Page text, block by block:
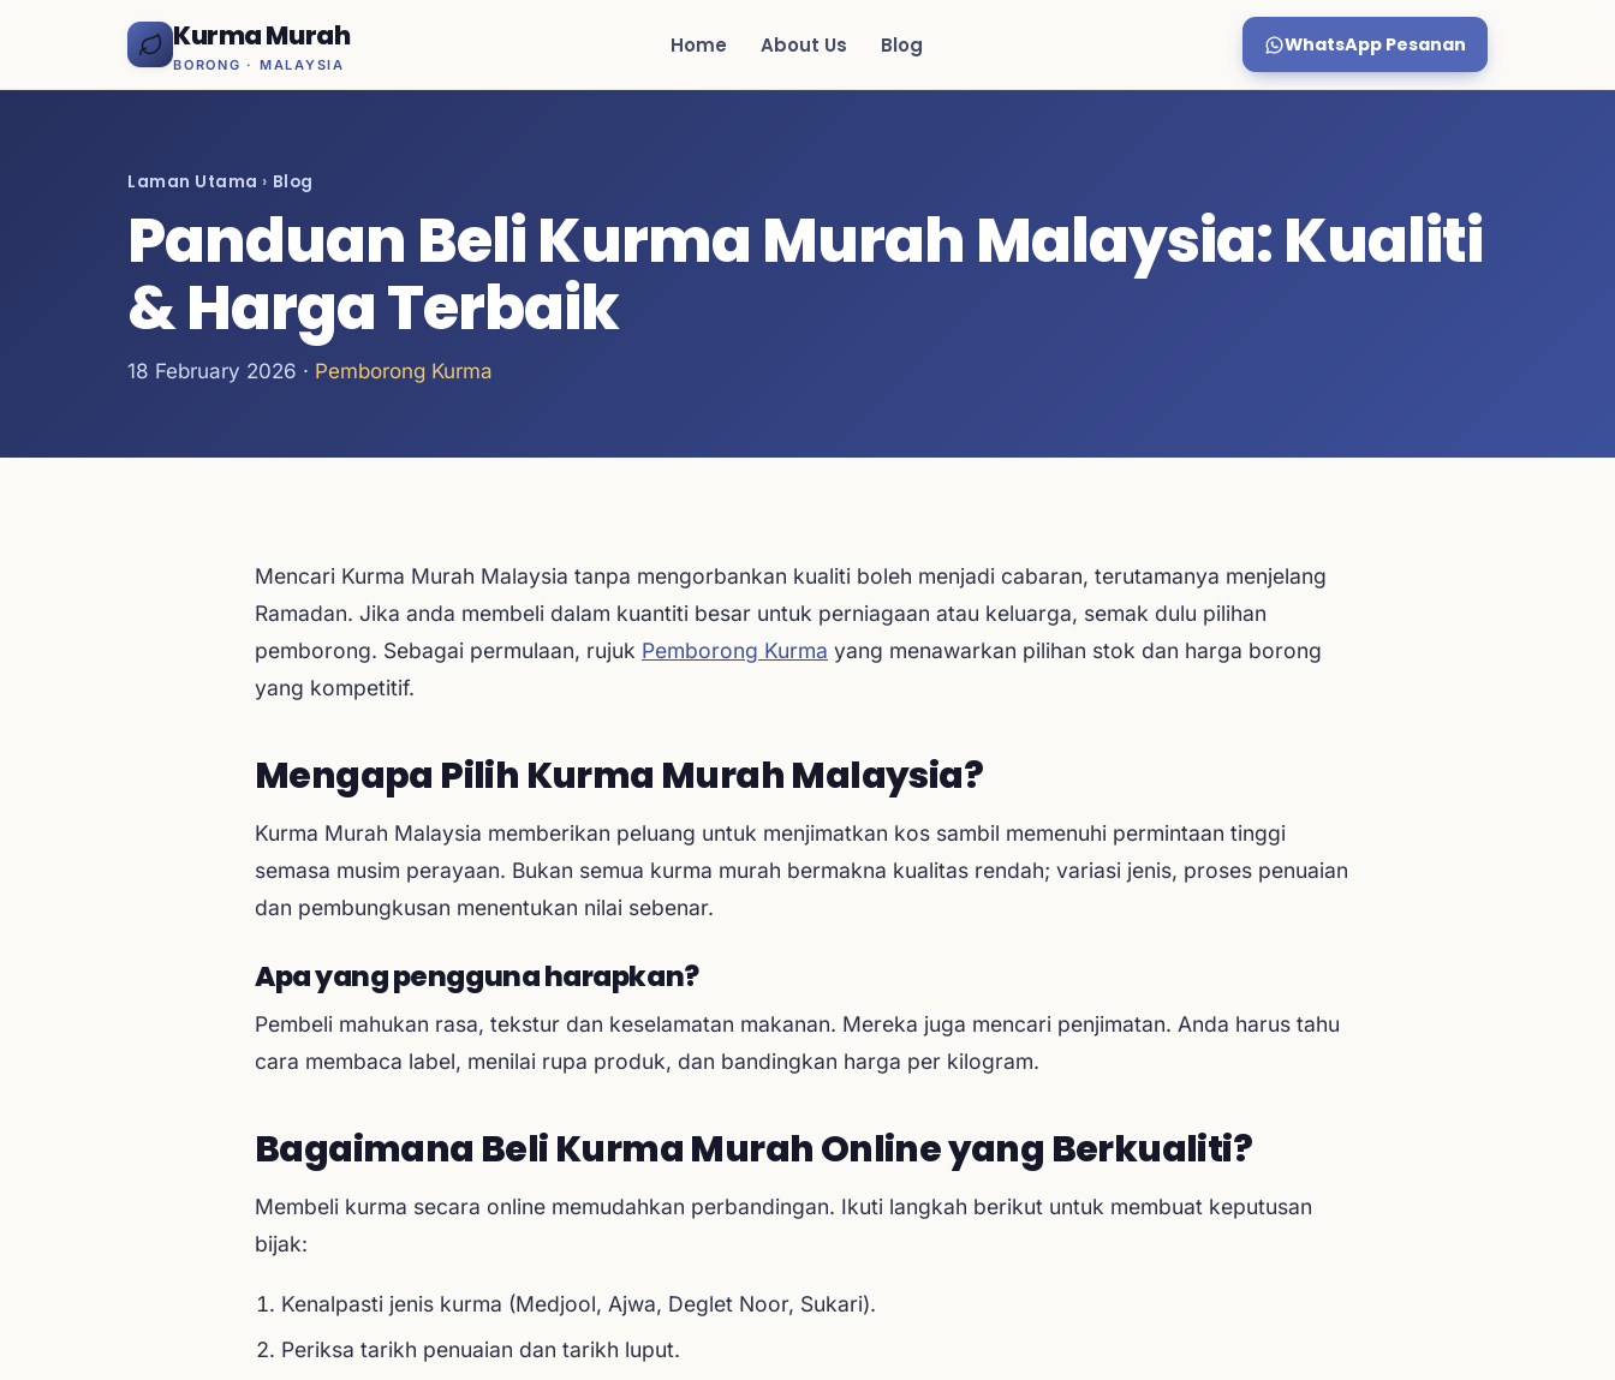
Kurma Murah
BORONG · MALAYSIA
Home About Us Blog WhatsApp Pesanan
Laman Utama › Blog
Panduan Beli Kurma Murah Malaysia: Kualiti
& Harga Terbaik
18 February 2026 · Pemborong Kurma
Mencari Kurma Murah Malaysia tanpa mengorbankan kualiti boleh menjadi cabaran, terutamanya menjelang
Ramadan. Jika anda membeli dalam kuantiti besar untuk perniagaan atau keluarga, semak dulu pilihan
pemborong. Sebagai permulaan, rujuk Pemborong Kurma yang menawarkan pilihan stok dan harga borong
yang kompetitif.
Mengapa Pilih Kurma Murah Malaysia?
Kurma Murah Malaysia memberikan peluang untuk menjimatkan kos sambil memenuhi permintaan tinggi
semasa musim perayaan. Bukan semua kurma murah bermakna kualitas rendah; variasi jenis, proses penuaian
dan pembungkusan menentukan nilai sebenar.
Apa yang pengguna harapkan?
Pembeli mahukan rasa, tekstur dan keselamatan makanan. Mereka juga mencari penjimatan. Anda harus tahu
cara membaca label, menilai rupa produk, dan bandingkan harga per kilogram.
Bagaimana Beli Kurma Murah Online yang Berkualiti?
Membeli kurma secara online memudahkan perbandingan. Ikuti langkah berikut untuk membuat keputusan
bijak:
Kenalpasti jenis kurma (Medjool, Ajwa, Deglet Noor, Sukari).
Periksa tarikh penuaian dan tarikh luput.